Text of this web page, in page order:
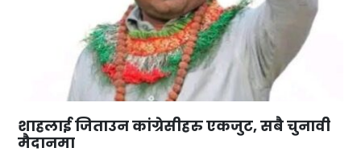
शाहलाई जिताउन कांग्रेसीहरु एकजुट, सबै चुनावी
मैदानमा